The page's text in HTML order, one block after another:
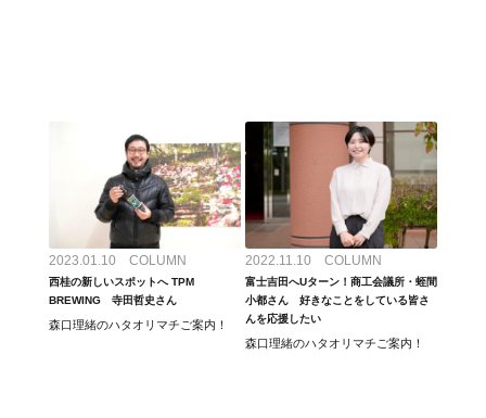
2023.01.10 COLUMN
西桂の新しいスポットへ TPM
BREWING 寺田哲史さん
森口理緒のハタオリマチご案内！
2022.11.10 COLUMN
富士吉田へUターン！商工会議所・蛭間
小都さん 好きなことをしている皆さ
んを応援したい
森口理緒のハタオリマチご案内！